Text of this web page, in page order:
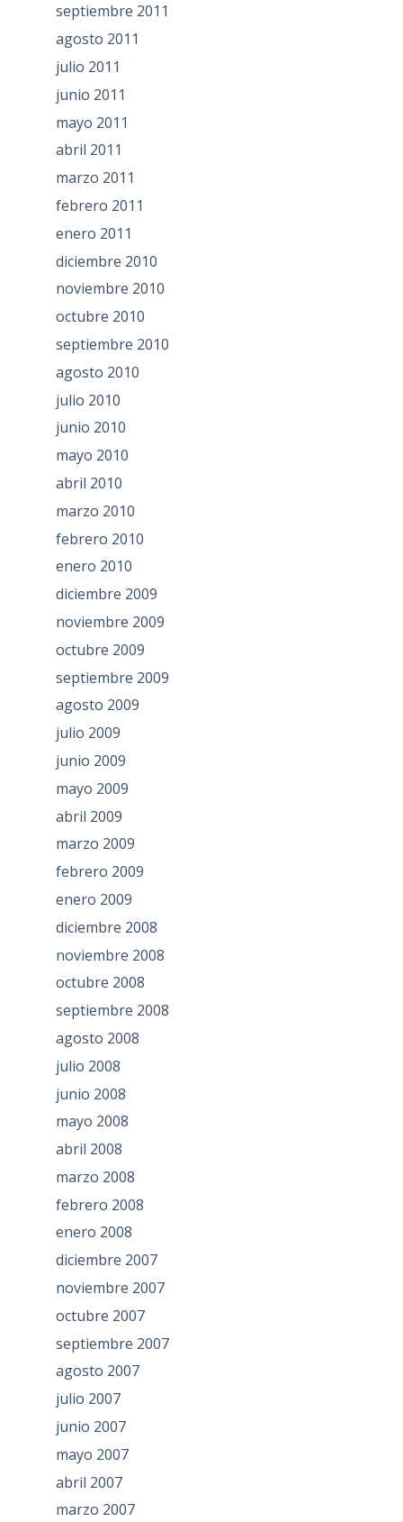
septiembre 2011
agosto 2011
julio 2011
junio 2011
mayo 2011
abril 2011
marzo 2011
febrero 2011
enero 2011
diciembre 2010
noviembre 2010
octubre 2010
septiembre 2010
agosto 2010
julio 2010
junio 2010
mayo 2010
abril 2010
marzo 2010
febrero 2010
enero 2010
diciembre 2009
noviembre 2009
octubre 2009
septiembre 2009
agosto 2009
julio 2009
junio 2009
mayo 2009
abril 2009
marzo 2009
febrero 2009
enero 2009
diciembre 2008
noviembre 2008
octubre 2008
septiembre 2008
agosto 2008
julio 2008
junio 2008
mayo 2008
abril 2008
marzo 2008
febrero 2008
enero 2008
diciembre 2007
noviembre 2007
octubre 2007
septiembre 2007
agosto 2007
julio 2007
junio 2007
mayo 2007
abril 2007
marzo 2007